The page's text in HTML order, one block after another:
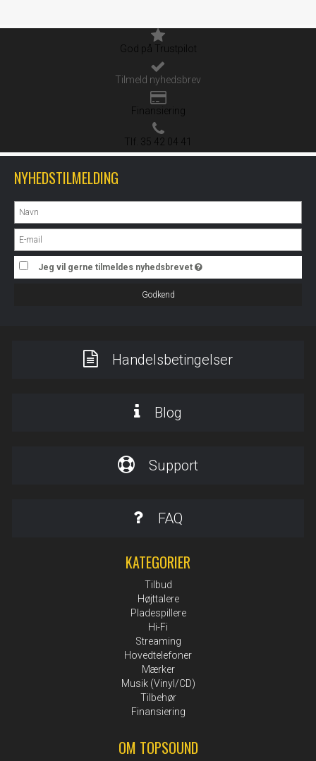
God på Trustpilot
Tilmeld nyhedsbrev
Finansiering
Tlf. 35 42 04 41
NYHEDSTILMELDING
Jeg vil gerne tilmeldes nyhedsbrevet
Godkend
Handelsbetingelser
Blog
Support
FAQ
KATEGORIER
Tilbud
Højttalere
Pladespillere
Hi-Fi
Streaming
Hovedtelefoner
Mærker
Musik (Vinyl/CD)
Tilbehør
Finansiering
OM TOPSOUND